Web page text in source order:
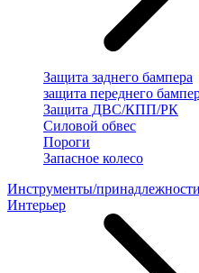
Защита заднего бампера
защита переднего
Защита ДВС/КПП/РК
Силовой обвес
Пороги
Запасное колесо
Инструменты/принадлежности
Интерьер